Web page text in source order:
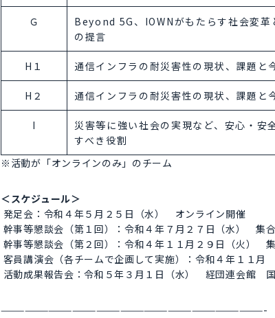
Ｇ
Beyond 5G、IOWNがもたらす社会変革
の提言
H１ 通信インフラの耐災害性の現状、課題と
H２ 通信インフラの耐災害性の現状、課題
I
災害等に強い社会の実現など、安心・安
すべき役割
※活動が「オンラインのみ」のチーム
＜スケジュール＞
発足会：令和４年５月２５日（水） オンライン開催
幹事等懇談会（第１回）：令和４年７月２７日（水） 集
幹事等懇談会（第２回）：令和４年１１月２９日（火）
客員講演会（各チームで企画して実施）：令和４年１１
活動成果報告会：令和５年３月１日（水） 経団連会館
—————————————————————————————————-